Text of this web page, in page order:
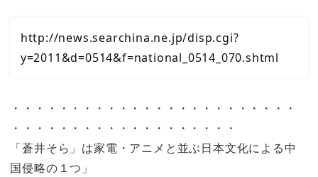
http://news.searchina.ne.jp/disp.cgi?
y=2011&d=0514&f=national_0514_070.shtml
・・・・・・・・・・・・・・・・・・・・・・・・
・・・・・・・・・・・・・・・・・・・
「蒼井そら」は家電・アニメと並ぶ日本文化による中
国侵略の１つ」